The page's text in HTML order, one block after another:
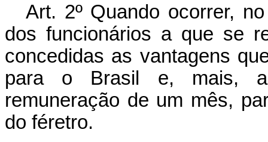
Art. 2º Quando ocorrer,
dos funcionários a que se
concedidas as vantagens
para o Brasil e, mais, a
remuneração de um mês,
do féretro.